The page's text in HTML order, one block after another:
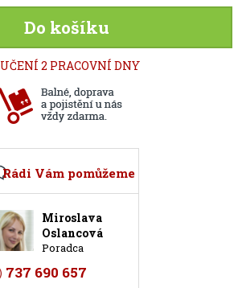
Do košíku
2 PRACOVNÍ DNY
Rádi Vám pomůžeme
Miroslava
Oslancová
Poradca
737 690 657